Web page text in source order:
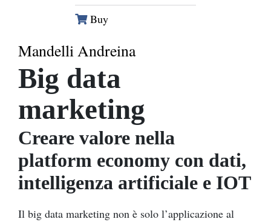
Mandelli Andreina
Big data
marketing
Creare valore nella
platform economy con dati,
intelligenza artificiale e IOT
Il big data marketing non è solo l’applicazione al
Buy